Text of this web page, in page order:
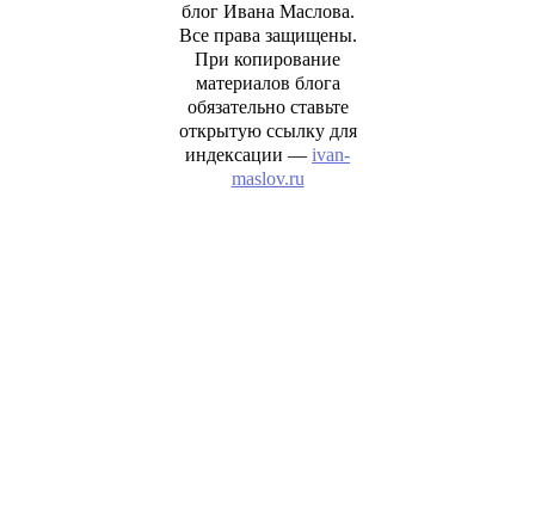
блог Ивана Маслова.
Все права защищены.
При копирование
материалов блога
обязательно ставьте
открытую ссылку для
индексации — ivan-
maslov.ru